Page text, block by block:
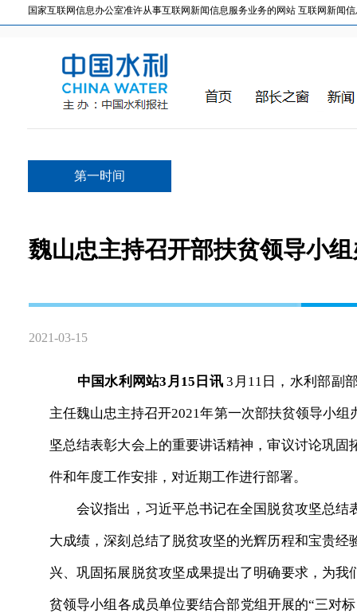
国家互联网信息办公室准许从事互联网新闻信息服务业务的网站 互联网新闻信
第一时间
魏山忠主持召开部扶贫领导小
2021-03-15
中国水利网站3月15日讯3月11日，水利部副
主任魏山忠主持召开2021年第一次部扶贫领导小
坚总结表彰大会上的重要讲话精神，审议讨论巩
件和年度工作安排，对近期工作进行部署。
会议指出，习近平总书记在全国脱贫攻坚总结
大成绩，深刻总结了脱贫攻坚的光辉历程和宝贵
兴、巩固拓展脱贫攻坚成果提出了明确要求，为
贫领导小组各成员单位要结合部党组开展的“三对